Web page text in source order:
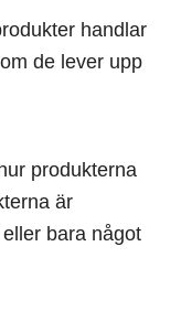
handlar
de lever upp
produkterna
är
bara något